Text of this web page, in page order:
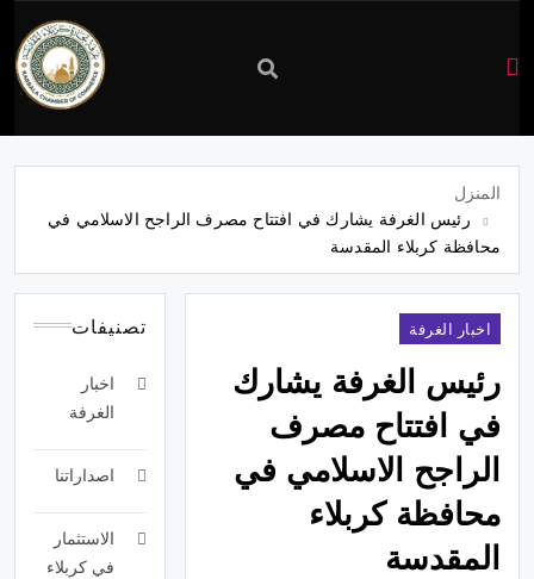
غرفة
كربلاء
المنزل
رئيس الغرفة يشارك في افتتاح مصرف الراجح الاسلامي في
محافظة كربلاء المقدسة
اخبار الغرفة
رئيس الغرفة يشارك
في افتتاح مصرف
الراجح الاسلامي في
محافظة كربلاء
المقدسة
تصنيفات
اخبار
الغرفة
اصداراتنا
الاستثمار
في كربلاء